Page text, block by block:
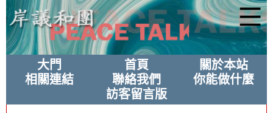
大門 首頁
關於本站
相關連結
聯絡我們
你能做什麼
訪客留言版